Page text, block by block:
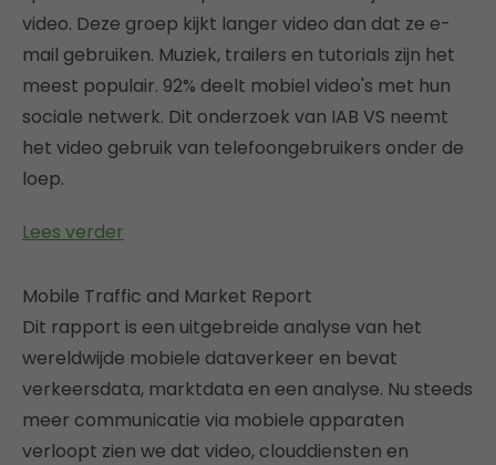
video. Deze groep kijkt langer video dan dat ze e-
mail gebruiken. Muziek, trailers en tutorials zijn het
meest populair. 92% deelt mobiel video's met hun
sociale netwerk. Dit onderzoek van IAB VS neemt
het video gebruik van telefoongebruikers onder de
loep.
Lees verder
Mobile Traffic and Market Report
Dit rapport is een uitgebreide analyse van het
wereldwijde mobiele dataverkeer en bevat
verkeersdata, marktdata en een analyse. Nu steeds
meer communicatie via mobiele apparaten
verloopt zien we dat video, clouddiensten en